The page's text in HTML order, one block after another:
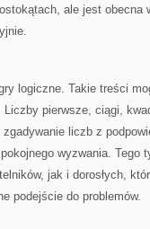
ale jest obecna
logiczne. Takie treści
pierwsze, ciągi,
liczb z
wyzwania. Tego
jak i dorosłych,
podejście do problemów.